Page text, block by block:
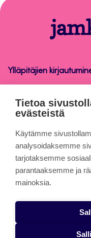
Peppi
Ylläpitäjien
Peppi
Tietoa sivuista
Evästeet
Saavutettavuusseloste
Tietosuojaseloste
Alasottoilmoitus
Tietoa
evästeistä
Käytämme
analysoidaksemme
tarjotaksemme
parantaaksemme ja
mainoksia.